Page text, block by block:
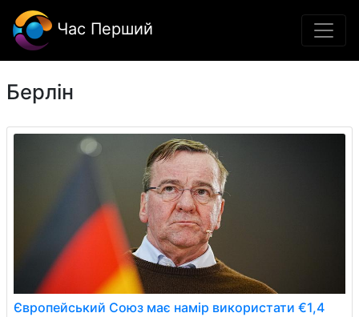
Час Перший
Берлін
Європейський Союз має намір використати €1,4